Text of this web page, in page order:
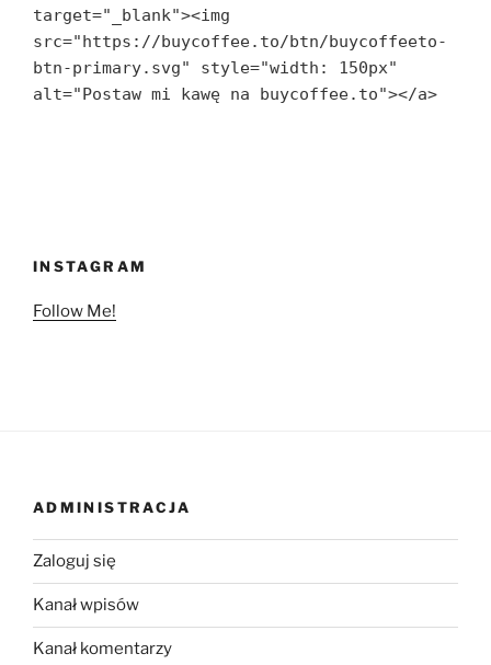
target="_blank"><img
src="https://buycoffee.to/btn/buycoffeeto-
btn-primary.svg" style="width: 150px"
alt="Postaw mi kawę na buycoffee.to"></a>
INSTAGRAM
Follow Me!
ADMINISTRACJA
Zaloguj się
Kanał wpisów
Kanał komentarzy